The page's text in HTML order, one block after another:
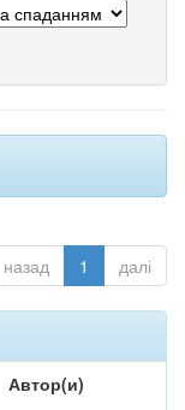
назад 1 далі
Автор(и)